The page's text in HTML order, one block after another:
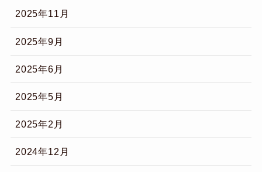
2025年11月
2025年9月
2025年6月
2025年5月
2025年2月
2024年12月